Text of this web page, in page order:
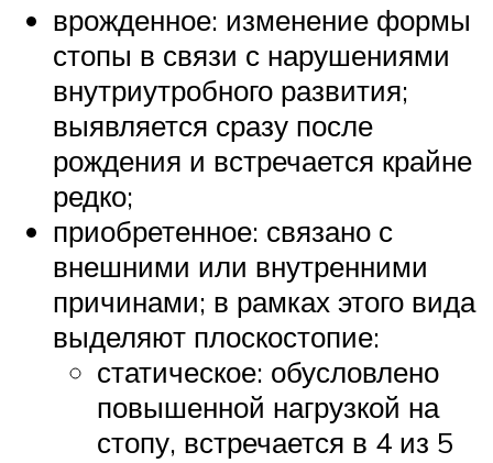
врожденное: изменение формы
стопы в связи с нарушениями
внутриутробного развития;
выявляется сразу после
рождения и встречается крайне
редко;
приобретенное: связано с
внешними или внутренними
причинами; в рамках этого вида
выделяют плоскостопие:
статическое: обусловлено
повышенной нагрузкой на
стопу, встречается в 4 из 5